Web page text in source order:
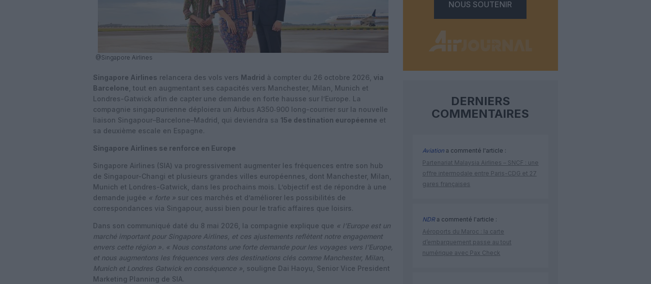
@Singapore Airlines
Singapore Airlines relancera des vols vers Madrid à compter du 26 octobre 2026, via
Barcelone , tout en augmentant ses capacités vers Manchester, Milan, Munich et
Londres-Gatwick afin de capter une demande en forte hausse sur l’Europe. La
compagnie singapourienne déploiera un Airbus A350‑900 long-courrier sur la nouvelle
liaison Singapour–Barcelone–Madrid, qui deviendra sa 15e destination européenne et
sa deuxième escale en Espagne.
Singapore Airlines se renforce en Europe
Singapore Airlines (SIA) va progressivement augmenter les fréquences entre son hub
de Singapour-Changi et plusieurs grandes villes européennes, dont Manchester, Milan,
Munich et Londres-Gatwick, dans les prochains mois. L’objectif est de répondre à une
demande jugée « forte » sur ces marchés et d’améliorer les possibilités de
correspondances via Singapour, aussi bien pour le trafic affaires que loisirs.
Dans son communiqué daté du 8 mai 2026, la compagnie explique que « l’Europe est un
marché important pour Singapore Airlines, et ces ajustements reflètent notre engagement
envers cette région ». « Nous constatons une forte demande pour les voyages vers l’Europe,
et nous augmentons les fréquences vers des destinations clés comme Manchester, Milan,
Munich et Londres Gatwick en conséquence » , souligne Dai Haoyu, Senior Vice President
Marketing Planning de SIA.
NOUS SOUTENIR
DERNIERS
COMMENTAIRES
Aviation a commenté l'article :
Partenariat Malaysia Airlines – SNCF : une
offre intermodale entre Paris-CDG et 27
gares françaises
NDRa commenté l'article :
Aéroports du Maroc : la carte
d’embarquement passe au tout
numérique avec Pax Check